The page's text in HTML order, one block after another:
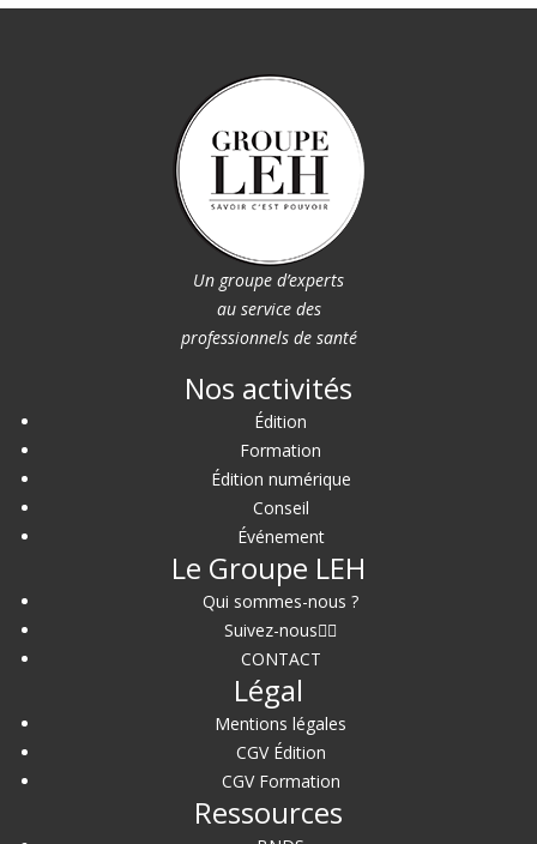
Un groupe d’experts
au service des
professionnels de santé
Nos activités
Édition
Formation
Édition numérique
Conseil
Événement
Le Groupe LEH
Qui sommes-nous ?
Suivez-nous
CONTACT
Légal
Mentions légales
CGV Édition
CGV Formation
Ressources